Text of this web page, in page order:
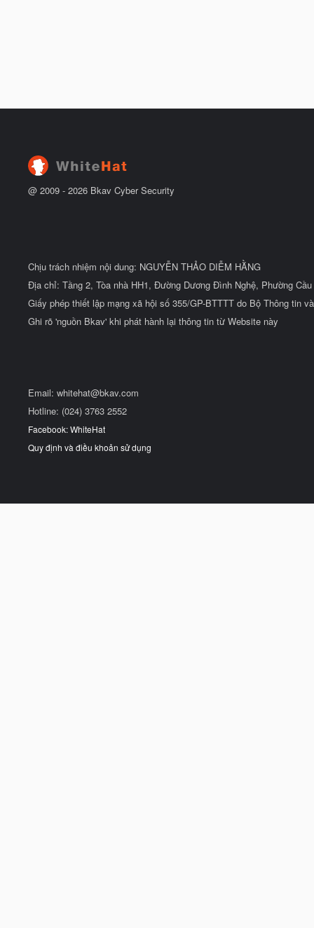
@ 2009 - 2026 Bkav Cyber Security
Chịu trách nhiệm nội dung: NGUYỄN THẢO DIỄM HẰNG
Địa chỉ: Tầng 2, Tòa nhà HH1, Đường Dương Đình Nghệ, Phường
Giấy phép thiết lập mạng xã hội số 355/GP-BTTTT do Bộ Thông tin
Ghi rõ 'nguồn Bkav' khi phát hành lại thông tin từ Website này
Email: whitehat@bkav.com
Hotline: (024) 3763 2552
Facebook: WhiteHat
Quy định và điều khoản sử dụng